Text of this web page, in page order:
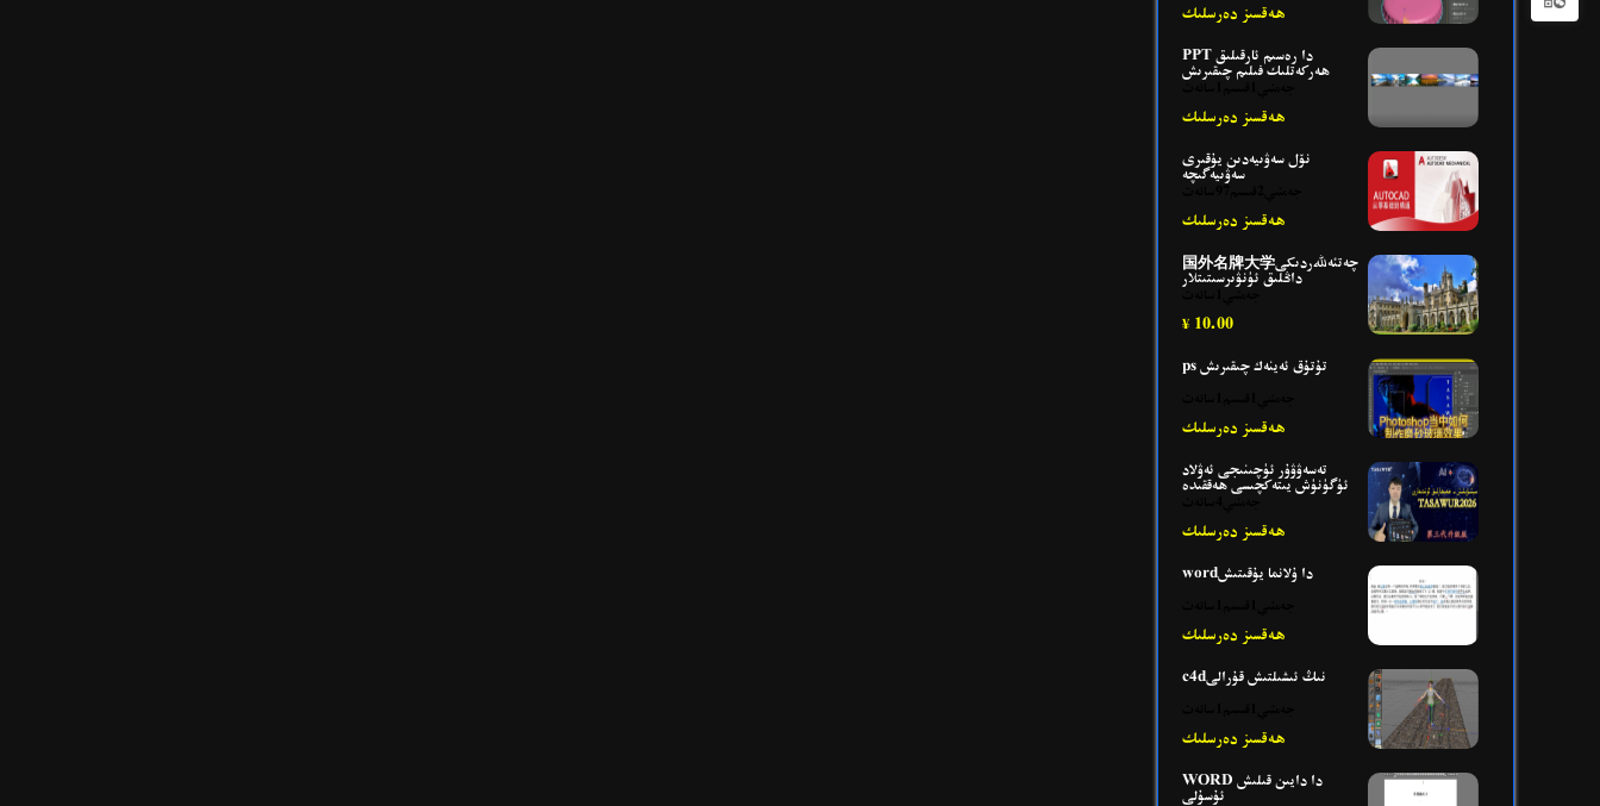
ھەقسىز دەرسلىك
PPT دا رەسىم ئارقىلىق
ھەركەتلىك فىلىم چىقىرىش
ھەقسىز دەرسلىك
نۆل سەۋىيەدىن يۇقىرى
سەۋىيەگىچە
ھەقسىز دەرسلىك
国外名牌大学چەتئەللەردىكى
داڭلىق ئ‍ۈنۋىرسىتىتلار
¥ 10.00
ps تۇتۇق ئەينەك چىقىرىش
ھەقسىز دەرسلىك
تەسەۋۋۇر ئ‍ۈچىنىجى ئەۋلاد
ئ‍ۈگۈنۈش يىتەكچىسى ھەققىدە
ھەقسىز دەرسلىك
wordدا ۇلانما يۇقىتىش
ھەقسىز دەرسلىك
c4dنىڭ ئىشىلتىش قۇرالى
ھەقسىز دەرسلىك
WORD دا دايىن قىلىش
ئۇسۇلى